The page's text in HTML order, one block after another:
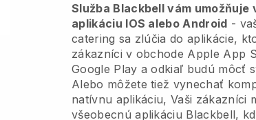
Služba Blackbell vám
aplikáciu IOS alebo Android -
catering sa zlúčia do aplikácie,
zákazníci v obchode Apple App
Google Play a odkiaľ budú môcť
Alebo môžete tiež vynechať
natívnu aplikáciu, Vaši zákazníci
všeobecnú aplikáciu Blackbell,